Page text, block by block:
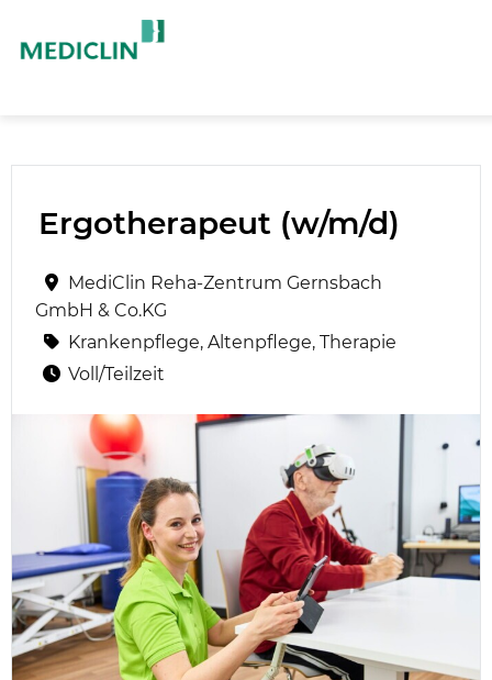
Ergotherapeut (w/m/d)
MediClin Reha-Zentrum Gernsbach
GmbH & Co.KG
Krankenpflege, Altenpflege, Therapie
Voll/Teilzeit